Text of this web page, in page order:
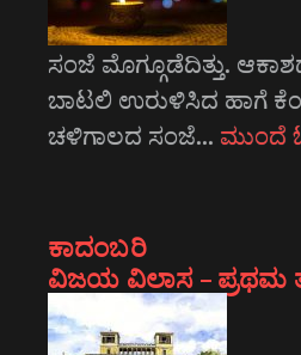
ಸಂಜೆ ಮೊಗ್ಗೂಡೆದಿತ್ತು.
ಬಾಟಲಿ ಉರುಳಿಸಿದ ಹಾಗೆ
ಚಳಿಗಾಲದ ಸಂಜೆ… ಮುಂದೆ
ಕಾದಂಬರಿ
ವಿಜಯ ವಿಲಾಸ – ಪ್ರಥಮ